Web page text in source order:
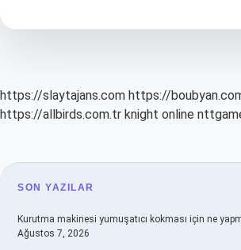
https://slaytajans.com https://
https://allbirds.com.tr knight online
SIDEBAR
SON YAZILAR
Kurutma makinesi yumuşatıcı kokması için ne
Ağustos 7, 2026